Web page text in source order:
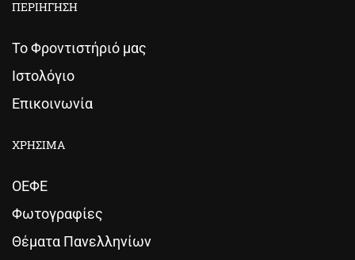
ΠΕΡΙΗΓΗΣΗ
Το Φροντιστήριό μας
Ιστολόγιο
Επικοινωνία
ΧΡΗΣΙΜΑ
ΟΕΦΕ
Φωτογραφίες
Θέματα Πανελληνίων